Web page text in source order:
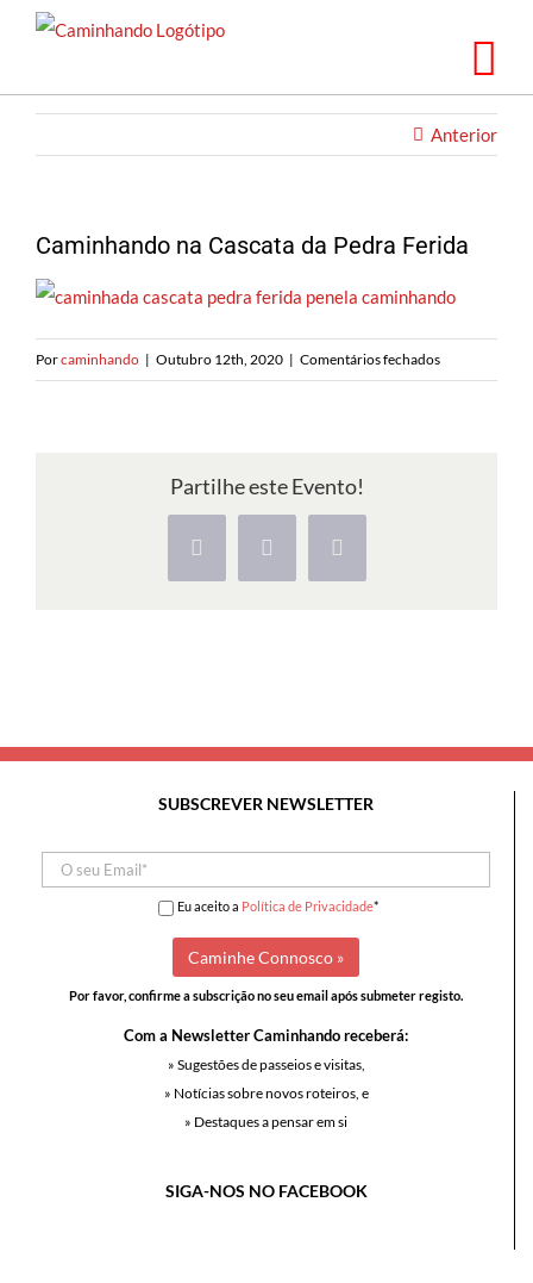
Saltar
Anterior
Caminhando na Cascata da Pedra Ferida
Porcaminhando | Outubro 12th, 2020 | Comentários fechadosem
Caminhando
Partilhe este Evento!
Facebook
X Pinterest
SUBSCREVER NEWSLETTER
Eu aceito a Política de Privacidade*
Por favor, confirme a subscrição no seu email após submeter registo.
Com a Newsletter Caminhando receberá:
» Sugestões de passeios e visitas,
» Notícias sobre novos roteiros, e
» Destaques a pensar em si
SIGA-NOS NO FACEBOOK